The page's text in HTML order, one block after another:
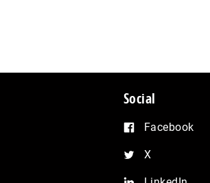
Social
Facebook
X